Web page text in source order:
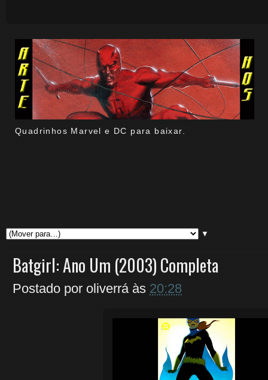
Quadrinhos Marvel e DC para baixar.
▼
Batgirl: Ano Um (2003) Completa
Postado por oliverrá às 20:28